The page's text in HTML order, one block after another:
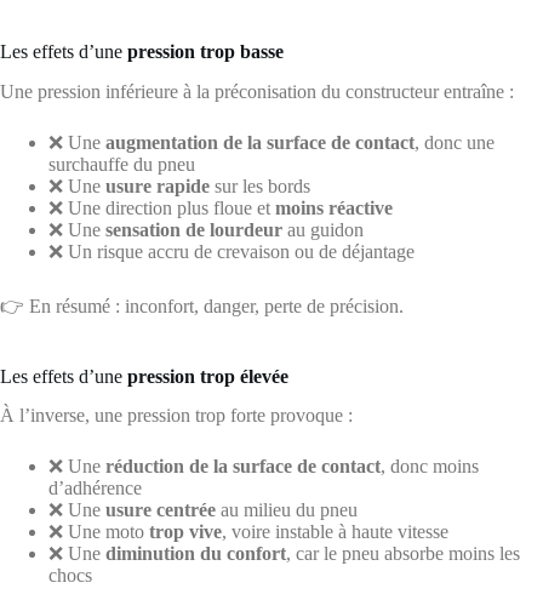
Les effets d’une pression trop basse
Une pression inférieure à la préconisation du constructeur entraîne :
❌ Une augmentation de la surface de contact, donc une
surchauffe du pneu
❌ Une usure rapide sur les bords
❌ Une direction plus floue et moins réactive
❌ Une sensation de lourdeur au guidon
❌ Un risque accru de crevaison ou de déjantage
👉 En résumé : inconfort, danger, perte de précision.
Les effets d’une pression trop élevée
À l’inverse, une pression trop forte provoque :
❌ Une réduction de la surface de contact, donc moins
d’adhérence
❌ Une usure centrée au milieu du pneu
❌ Une moto trop vive, voire instable à haute vitesse
❌ Une diminution du confort, car le pneu absorbe moins les
chocs